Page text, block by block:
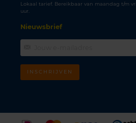
Lokaal tarief. Bereikbaar van maandag t/m
uur.
Nieuwsbrief
INSCHRIJVEN